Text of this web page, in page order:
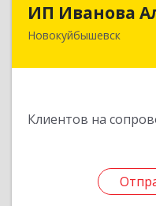
ИП Иванова
Новокуйбышевск
Клиентов на